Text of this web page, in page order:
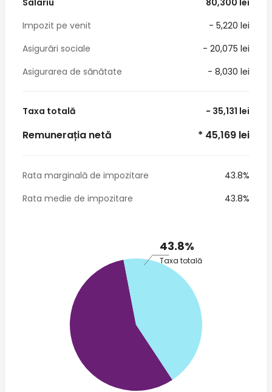
Salariu
80,300 lei
Impozit pe venit
- 5,220 lei
Asigurări sociale
- 20,075 lei
Asigurarea de sănătate
- 8,030 lei
Taxa totală - 35,131 lei
Remunerația netă * 45,169 lei
Rata marginală de impozitare
43.8%
Rata medie de impozitare
43.8%
43.8%
Taxa totală